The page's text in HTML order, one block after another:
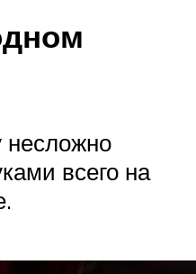
несложно
всего на